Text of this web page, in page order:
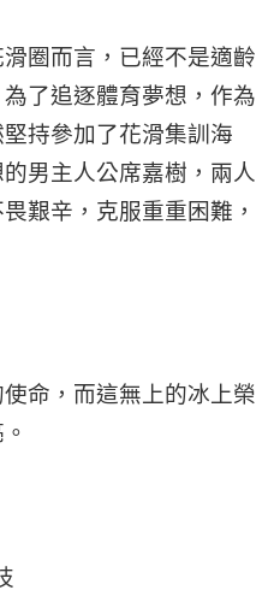
圈而言，已經不是適齡
了追逐體育夢想，作為
持參加了花滑集訓海
男主人公席嘉樹，兩人
艱辛，克服重重困難，
命，而這無上的冰上榮